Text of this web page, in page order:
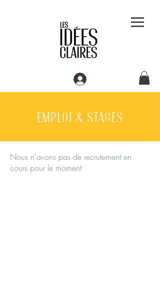
emploi & stages
Nous n'avons pas de recrutement en
cours pour le moment